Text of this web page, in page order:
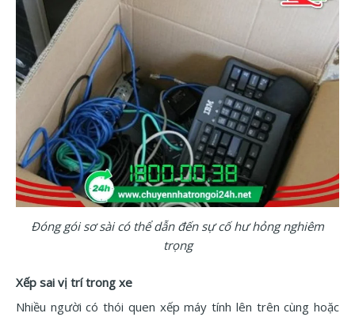
Đóng gói sơ sài có thể dẫn đến sự cố hư hỏng nghiêm
trọng
Xếp sai vị trí trong xe
Nhiều người có thói quen xếp máy tính lên trên cùng hoặc